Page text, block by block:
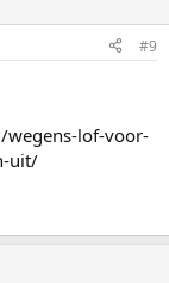
#9
lof-voor-
uit/